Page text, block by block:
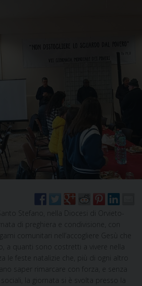
Stefano, nella Diocesi di Orvieto-
di preghiera e condivisione, con
comunitari nell’accogliere Gesù che
a quanti sono costretti a vivere nella
le feste natalizie che, più di ogni altro
saper rimarcare con forza, e senza
sociali, la giornata si è svolta presso la